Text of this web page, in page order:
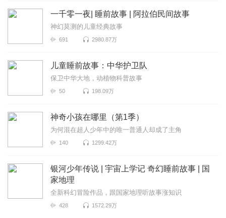
一千零一夜| 睡前故事 | 阿拉伯民间故事
神幻莫测的儿童经典故事
691 2980.87万
儿童睡前故事：中华护卫队
保卫中华大地，动植物科普故事
50 198.09万
神奇小孩在哪里（第1季）
为何混在超人少年中的唯一普通人却成了主角
140 1299.42万
银河少年传说 | 宇宙上学记 奇幻睡前故事 | 国
家地理
全新科幻冒险作品，跟国家地理听故事涨知识
428 1572.29万